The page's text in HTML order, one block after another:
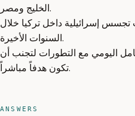
الخليج ومصر.
إسرائيلية داخل تركيا خلال
السنوات الأخيرة.
اليومي مع التطورات لتجنب أن
تكون هدفاً مباشراً.
ANSWERS